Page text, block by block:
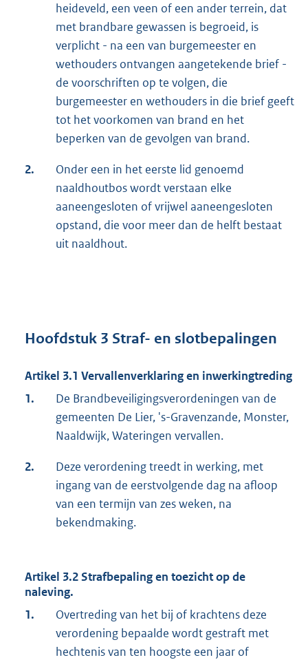
heideveld, een veen of een ander terrein, dat
met brandbare gewassen is begroeid, is
verplicht - na een van burgemeester en
wethouders ontvangen aangetekende brief -
de voorschriften op te volgen, die
burgemeester en wethouders in die brief geeft
tot het voorkomen van brand en het
beperken van de gevolgen van brand.
2.
Onder een in het eerste lid genoemd
naaldhoutbos wordt verstaan elke
aaneengesloten of vrijwel aaneengesloten
opstand, die voor meer dan de helft bestaat
uit naaldhout.
Hoofdstuk 3 Straf- en slotbepalingen
Artikel 3.1 Vervallenverklaring en inwerkingtreding
1.
De Brandbeveiligingsverordeningen van de
gemeenten De Lier, 's-Gravenzande, Monster,
Naaldwijk, Wateringen vervallen.
2.
Deze verordening treedt in werking, met
ingang van de eerstvolgende dag na afloop
van een termijn van zes weken, na
bekendmaking.
Artikel 3.2 Strafbepaling en toezicht op de
naleving.
1.
Overtreding van het bij of krachtens deze
verordening bepaalde wordt gestraft met
hechtenis van ten hoogste een jaar of